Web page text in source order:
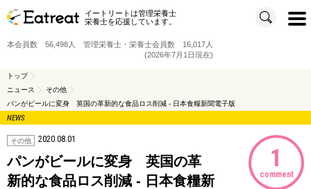
イートリートは管理栄養士
栄養士を応援しています。
t
o
i
本会員数 56,498人 管理栄養士・栄養士会員数 16,017人
(2026年7月1日現在)
トップ
ニュース
その他
パンがビールに変身 英国の革新的な食品ロス削減 - 日本食糧新聞電子版
NEWS
その他 2020.08.01
パンがビールに変身 英国の革
新的な食品ロス削減 - 日本食糧新
1
comment